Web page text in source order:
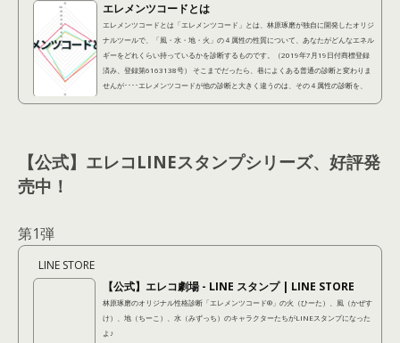
エレメンツコードとは
エレメンツコードとは「エレメンツコード」とは、林原琢磨が独自に開発したオリジ
ナルツールで、「風・水・地・火」の４属性の性質について、あなたがどんなエネル
ギーをどれくらい持っているかを診断するものです。（2019年7月19日付商標登録
済み、登録第6163138号） そこまでだったら、巷によくある普通の診断と変わりま
せんが････エレメンツコードが他の診断と大きく違うのは、その４属性の診断を、
【公式】エレコLINEスタンプシリーズ、好評発
売中！
第1弾
LINE STORE
【公式】エレコ劇場 - LINE スタンプ | LINE STORE
林原琢磨のオリジナル性格診断「エレメンツコード®︎」の火（ひーた）、風（かぜす
け）、地（ちーこ）、水（みずっち）のキャラクターたちがLINEスタンプになった
よ♪